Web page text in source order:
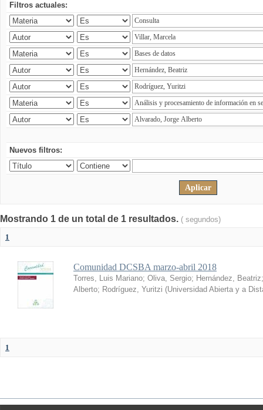
Filtros actuales:
Nuevos filtros:
Mostrando 1 de un total de 1 resultados. ( segundos)
1
Comunidad DCSBA marzo-abril 2018
Torres, Luis Mariano; Oliva, Sergio; Hernández, Beatriz
Alberto; Rodríguez, Yuritzi (Universidad Abierta y a
1